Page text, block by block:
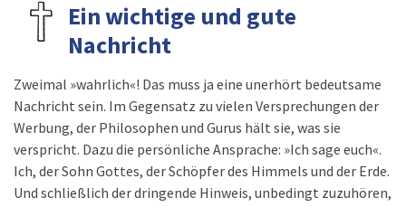
Ein wichtige und gute
Nachricht
Zweimal »wahrlich«! Das muss ja eine unerhört bedeutsame
Nachricht sein. Im Gegensatz zu vielen Versprechungen der
Werbung, der Philosophen und Gurus hält sie, was sie
verspricht. Dazu die persönliche Ansprache: »Ich sage euch«.
Ich, der Sohn Gottes, der Schöpfer des Himmels und der Erde.
Und schließlich der dringende Hinweis, unbedingt zuzuhören,